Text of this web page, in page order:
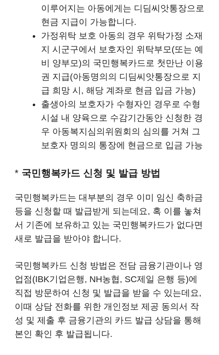
이루어지는 아동에게는 디딤씨앗통장으로
현금 지급이 가능합니다.
가정위탁 보호 아동의 경우 위탁가정 소재
지 시군구에서 보호자인 위탁부모(또는 예
비 양부모)의 국민행복카드로 첫만난 이용
권 지급(아동명의의 디딤씨앗통장으로 지
급 희망 시, 해당 계좌로 현금 입금 가능)
출생아의 보호자가 수형자인 경우로 수형
시설 내 양육으로 수감기간동안 신청한 경
우 아동복지심의위원회의 심의를 거쳐 그
보호자 명의의 통장에 현금으로 입금 가능
* 국민행복카드 신청 및 발급 방법
국민행복카드는 대부분의 경우 이미 임신 축하금
등을 신청할 때 발급받게 되는데요, 혹 이를 놓쳐
서 기존에 보유하고 있는 국민행복카드가 없다면
새로 발급을 받아야 합니다.
국민행복카드 신청 방법은 전담 금융기관이나 영
업점(IBK기업은행, NH농협, SC제일 은행 등)에
직접 방문하여 신청 및 발급을 받을 수 있는데요,
이때 상담 전화를 위한 개인정보 제공 동의서 작
성 및 제출 후 금융기관의 카드 발급 상담을 통해
본인 확인 후 발급됩니다.